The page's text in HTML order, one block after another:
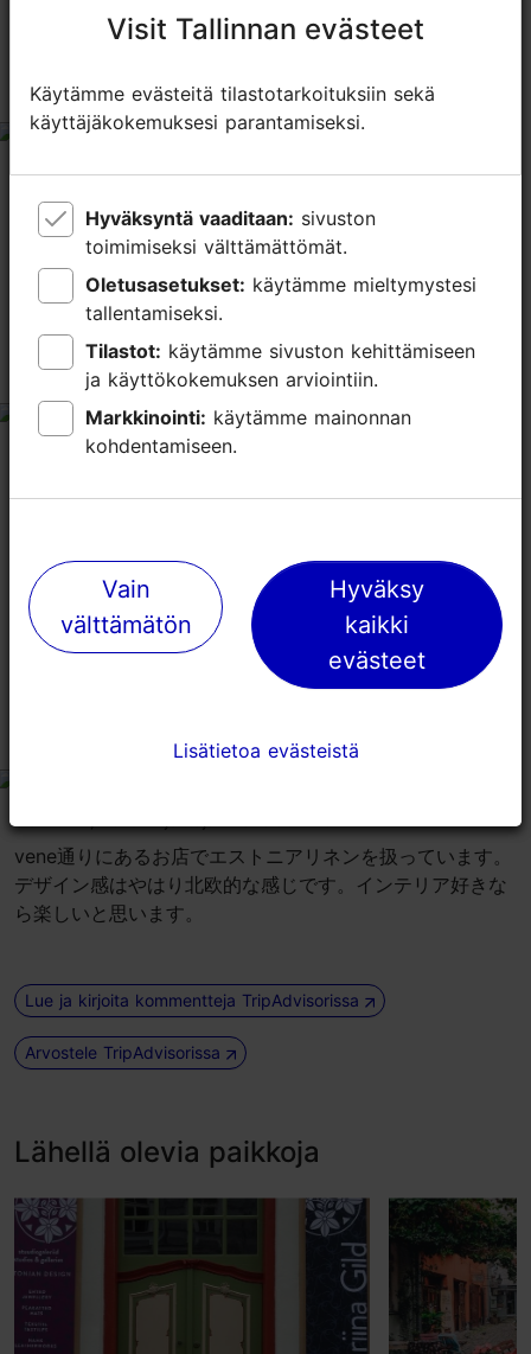
tripadvisor rating 3.7 of 5 perustuu 6 arvioon
コンダクターの方に教えてもらったお店
tammikuu 17, 2020kirjoittaja:Climber806174
ツアーの方と行きました。ランチョンマットを6枚購入。
色々なインテリア雑貨がありました。ランチョンマット
は、あまりない色味で友達3人に2枚ずつあげました。 軽
いので、もっと買ってきたら、良かったと思いました。
シンプルなエストニアン・ファブリック
tripadvisor rating 3 of 5
syyskuu 19, 2019kirjoittaja:Tosikazu I
常品が比較的安価で手に入る。淡い単色使いが多く、「セ
ンスのいい」商品コレクションといえるでしょう。店内奥
にはセール品があります。 「職人の中庭」と「カタリナ通
り」の間にあるので、この店の前は必ず通るはず。
vene通りにあるお店でエストニアリネンを扱っています。
デザイン感はやはり北欧的な感じです。インテリア好きな
ら楽しいと思います。
Lue ja kirjoita kommentteja TripAdvisorissa
Arvostele TripAdvisorissa
Lähellä olevia paikkoja
Visit Tallinnan evästeet
Käytämme evästeitä tilastotarkoituksiin sekä
käyttäjäkokemuksesi parantamiseksi.
Hyväksyntä vaaditaan:
toimimiseksi välttämättömät.
Oletusasetukset:
tallentamiseksi.
Tilastot:
ja käyttökokemuksen arviointiin.
Markkinointi:
kohdentamiseen.
Vain
välttämätön
Hyväksy
kaikki
evästeet
Lisätietoa evästeistä
Visit Tallinnan evästeet
Käytämme evästeitä tilastotarkoituksiin sekä
käyttäjäkokemuksesi parantamiseksi.
Hyväksyntä vaaditaan:
toimimiseksi välttämättömät.
Oletusasetukset:
tallentamiseksi.
Tilastot:
ja käyttökokemuksen arviointiin.
Markkinointi:
kohdentamiseen.
Vain
välttämätön
Hyväksy
kaikki
evästeet
Lisätietoa evästeistä